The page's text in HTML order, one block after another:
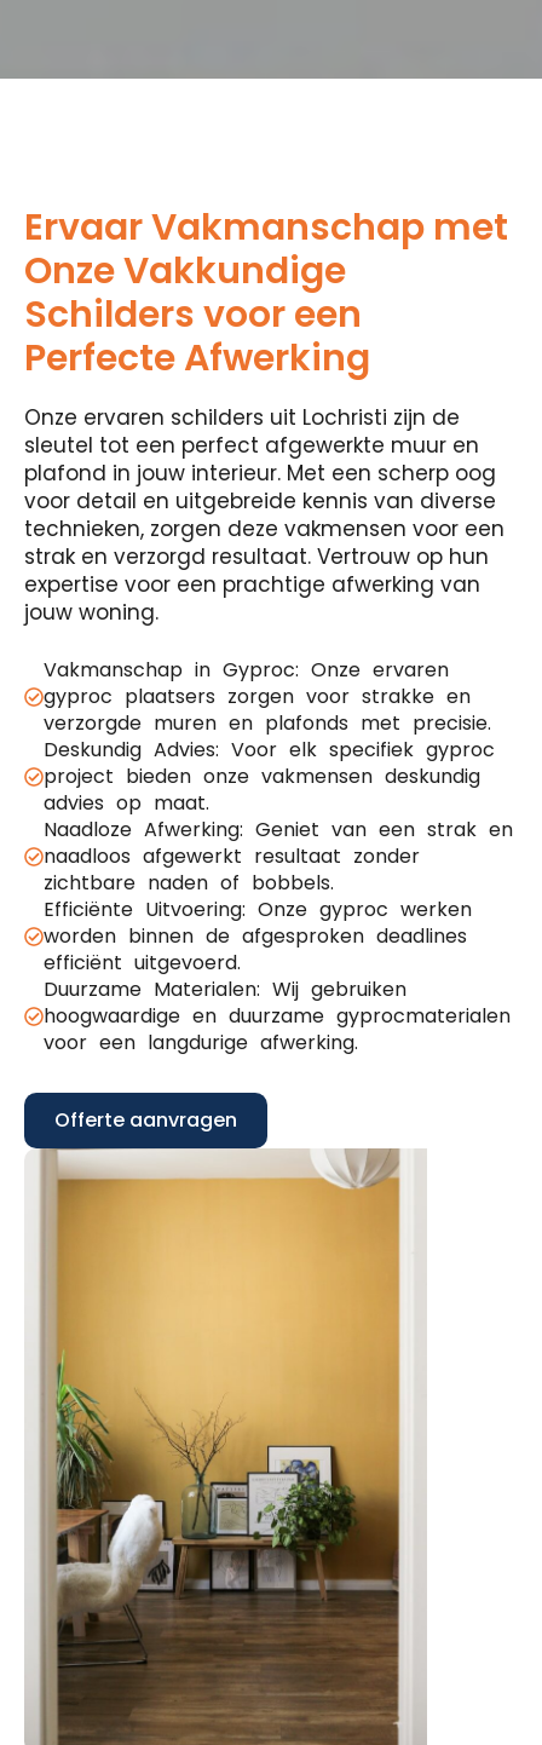
Ervaar Vakmanschap met
Onze Vakkundige
Schilders voor een
Perfecte Afwerking
Onze ervaren schilders uit Lochristi zijn de
sleutel tot een perfect afgewerkte muur en
plafond in jouw interieur. Met een scherp oog
voor detail en uitgebreide kennis van diverse
technieken, zorgen deze vakmensen voor een
strak en verzorgd resultaat. Vertrouw op hun
expertise voor een prachtige afwerking van
jouw woning.
Vakmanschap in Gyproc: Onze ervaren
gyproc plaatsers zorgen voor strakke en
verzorgde muren en plafonds met precisie.
Deskundig Advies: Voor elk specifiek gyproc
project bieden onze vakmensen deskundig
advies op maat.
Naadloze Afwerking: Geniet van een strak en
naadloos afgewerkt resultaat zonder
zichtbare naden of bobbels.
Efficiënte Uitvoering: Onze gyproc werken
worden binnen de afgesproken deadlines
efficiënt uitgevoerd.
Duurzame Materialen: Wij gebruiken
hoogwaardige en duurzame gyprocmaterialen
voor een langdurige afwerking.
Offerte aanvragen